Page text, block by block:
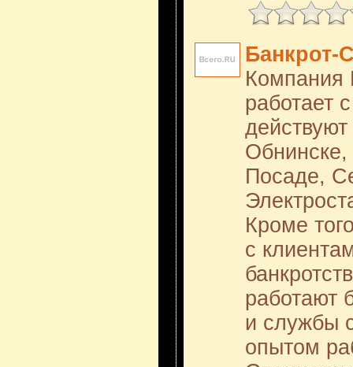
Банкрот-
Компания
работает
Посаде,
Кроме
с
работают
и службы
опытом